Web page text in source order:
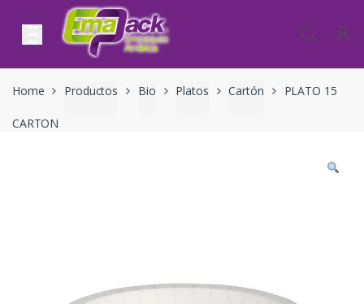
Skip to navigation
Skip to content
Home Productos Bio Platos Cartón PLATO 15
CARTON